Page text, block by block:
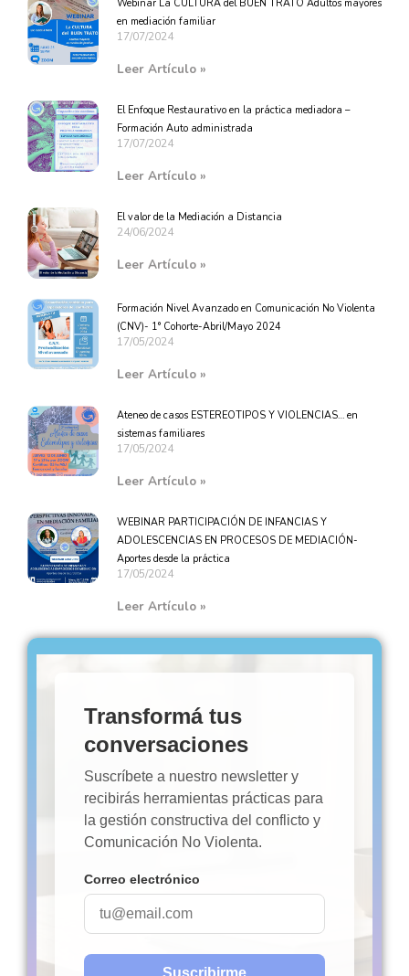
Webinar La CULTURA del BUEN TRATO Adultos mayores
en mediación familiar
17/07/2024
Leer Artículo »
El Enfoque Restaurativo en la práctica mediadora –
Formación Auto administrada
17/07/2024
Leer Artículo »
El valor de la Mediación a Distancia
24/06/2024
Leer Artículo »
Formación Nivel Avanzado en Comunicación No Violenta
(CNV)- 1° Cohorte-Abril/Mayo 2024
17/05/2024
Leer Artículo »
Ateneo de casos ESTEREOTIPOS Y VIOLENCIAS… en
sistemas familiares
17/05/2024
Leer Artículo »
WEBINAR PARTICIPACIÓN DE INFANCIAS Y
ADOLESCENCIAS EN PROCESOS DE MEDIACIÓN-
Aportes desde la práctica
17/05/2024
Leer Artículo »